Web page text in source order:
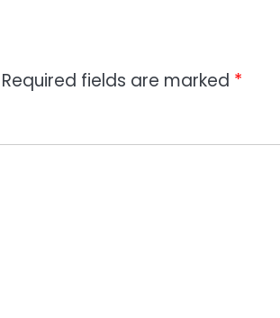
Required fields are marked *